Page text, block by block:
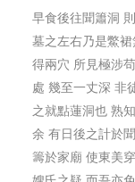
早食後往聞簫洞
墓之左右乃是鱉
得兩穴 所見極涉
處 幾至一丈深 非
之就點蓮洞也 熟
余 有日後之計於
籌於家廟 使東美